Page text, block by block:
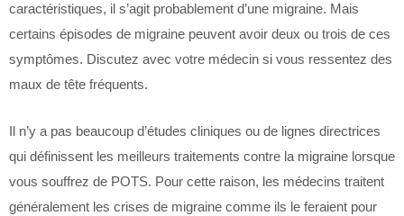
caractéristiques, il s’agit probablement d’une migraine. Mais
certains épisodes de migraine peuvent avoir deux ou trois de ces
symptômes. Discutez avec votre médecin si vous ressentez des
maux de tête fréquents.
Il n’y a pas beaucoup d’études cliniques ou de lignes directrices
qui définissent les meilleurs traitements contre la migraine lorsque
vous souffrez de POTS. Pour cette raison, les médecins traitent
généralement les crises de migraine comme ils le feraient pour